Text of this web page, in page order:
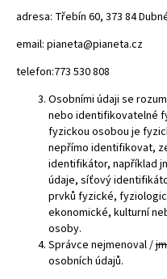
adresa: Třebín 60, 373 84
email: pianeta@pianeta.cz
telefon:773 530 808
Osobními údaji se
nebo identifikovatelné
fyzickou osobou je
nepřímo identifikovat,
identifikátor, například
údaje, síťový
prvků fyzické,
ekonomické, kulturní
osoby.
Správce nejmenoval /
osobních údajů.